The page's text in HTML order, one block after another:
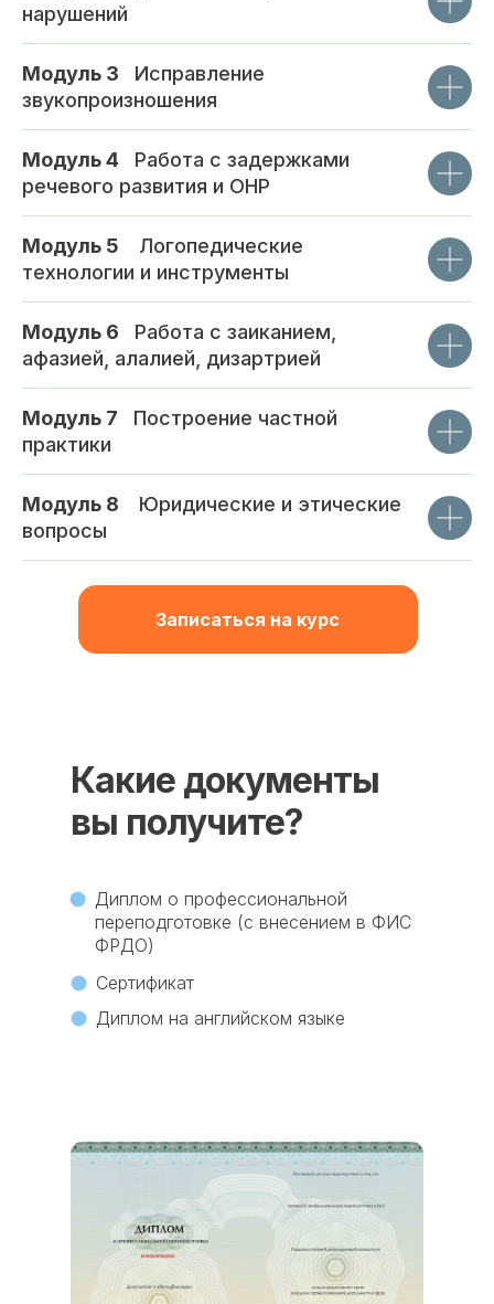
нарушений
Модуль 3
Исправление
звукопроизношения
Модуль 4
Работа с задержками
речевого развития и ОНР
Модуль 5
Логопедические
технологии и инструменты
Модуль 6
Работа с заиканием,
афазией, алалией, дизартрией
Модуль 7
Построение частной
практики
Модуль 8
Юридические и этические
вопросы
Записаться на курс
Какие документы
вы получите?
Диплом о профессиональной
переподготовке (с внесением в ФИС
ФРДО)
Сертификат
Диплом на английском языке